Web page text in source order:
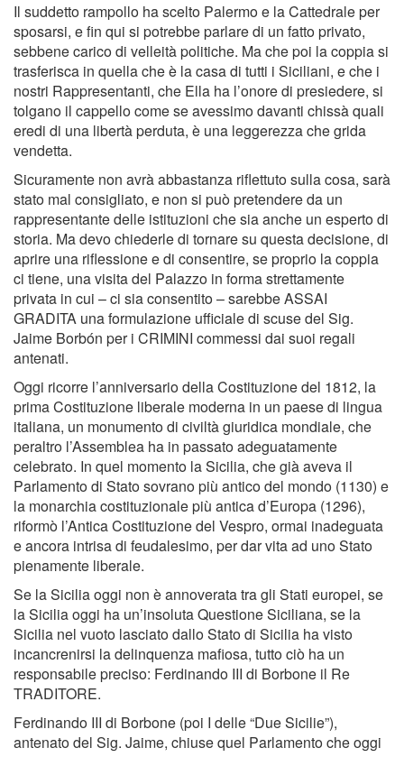
Il suddetto rampollo ha scelto Palermo e la Cattedrale per
sposarsi, e fin qui si potrebbe parlare di un fatto privato,
sebbene carico di velleità politiche. Ma che poi la coppia si
trasferisca in quella che è la casa di tutti i Siciliani, e che i
nostri Rappresentanti, che Ella ha l’onore di presiedere, si
tolgano il cappello come se avessimo davanti chissà quali
eredi di una libertà perduta, è una leggerezza che grida
vendetta.
Sicuramente non avrà abbastanza riflettuto sulla cosa, sarà
stato mal consigliato, e non si può pretendere da un
rappresentante delle istituzioni che sia anche un esperto di
storia. Ma devo chiederle di tornare su questa decisione, di
aprire una riflessione e di consentire, se proprio la coppia
ci tiene, una visita del Palazzo in forma strettamente
privata in cui – ci sia consentito – sarebbe ASSAI
GRADITA una formulazione ufficiale di scuse del Sig.
Jaime Borbón per i CRIMINI commessi dai suoi regali
antenati.
Oggi ricorre l’anniversario della Costituzione del 1812, la
prima Costituzione liberale moderna in un paese di lingua
italiana, un monumento di civiltà giuridica mondiale, che
peraltro l’Assemblea ha in passato adeguatamente
celebrato. In quel momento la Sicilia, che già aveva il
Parlamento di Stato sovrano più antico del mondo (1130) e
la monarchia costituzionale più antica d’Europa (1296),
riformò l’Antica Costituzione del Vespro, ormai inadeguata
e ancora intrisa di feudalesimo, per dar vita ad uno Stato
pienamente liberale.
Se la Sicilia oggi non è annoverata tra gli Stati europei, se
la Sicilia oggi ha un’insoluta Questione Siciliana, se la
Sicilia nel vuoto lasciato dallo Stato di Sicilia ha visto
incancrenirsi la delinquenza mafiosa, tutto ciò ha un
responsabile preciso: Ferdinando III di Borbone il Re
TRADITORE.
Ferdinando III di Borbone (poi I delle “Due Sicilie”),
antenato del Sig. Jaime, chiuse quel Parlamento che oggi